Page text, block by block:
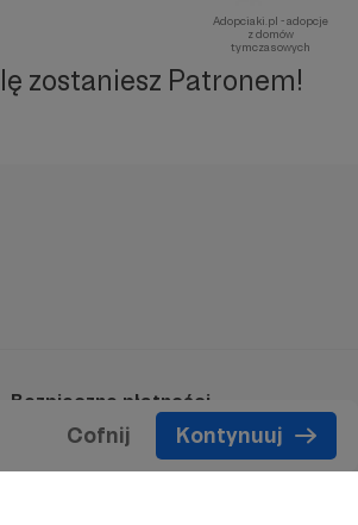
Cofnij Kontynuuj
Adopciaki.pl - adopcje
z domów
tymczasowych
zostaniesz Patronem!
Bezpieczne płatności